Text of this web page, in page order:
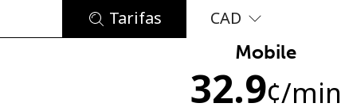
y una minúscula
Tarifas CAD
Mobile
32.9¢/min